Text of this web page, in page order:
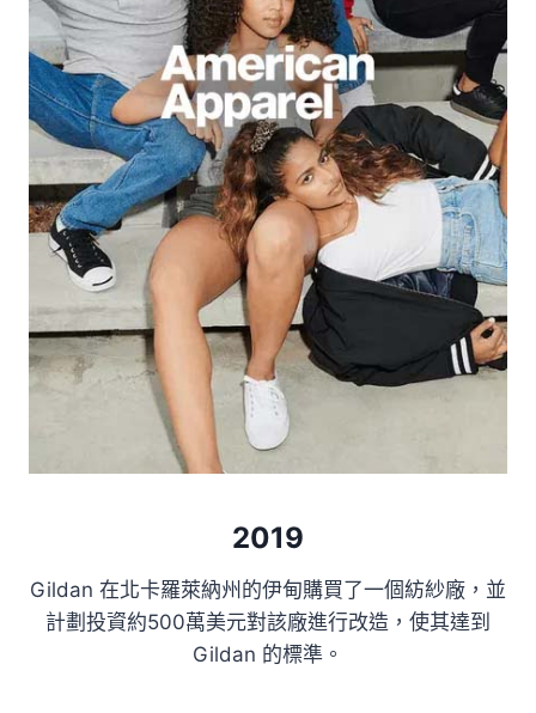
2019
Gildan 在北卡羅萊納州的伊甸購買了一個紡紗廠，並
計劃投資約500萬美元對該廠進行改造，使其達到
Gildan 的標準。